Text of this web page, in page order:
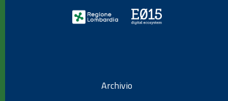
Archivio